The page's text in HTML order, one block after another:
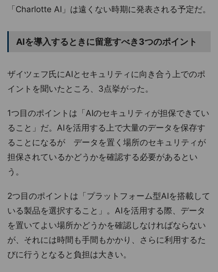
「Charlotte AI」は遠くない時期に発表される予定だ。
AIを導入するときに留意すべき3つのポイント
ザイツェフ氏にAIとセキュリティに向き合う上でのポ
イントを聞いたところ、3点挙がった。
1つ目のポイントは「AIのセキュリティが担保できてい
ること」だ。AIを活用する上で大量のデータを保存す
ることになるが データを置く場所のセキュリティが
担保されているかどうかを確認する必要があるとい
う。
2つ目のポイントは「プラットフォーム型AIを搭載して
いる製品を選択すること」。AIを活用する際、データ
を置いてよい場所かどうかを確認しなければならない
が、それには時間も手間もかかり、さらに利用するた
びに行うとなると負担は大きい。